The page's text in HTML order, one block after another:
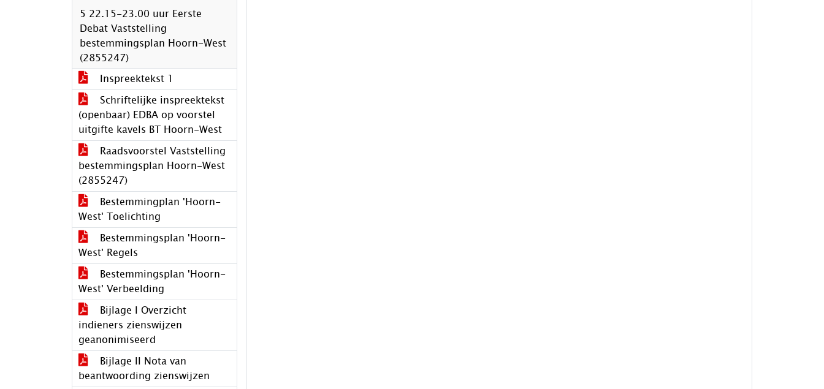
5 22.15-23.00 uur Eerste
Debat Vaststelling
bestemmingsplan Hoorn-West
(2855247)
Inspreektekst 1
Schriftelijke inspreektekst
(openbaar) EDBA op voorstel
uitgifte kavels BT Hoorn-West
Raadsvoorstel Vaststelling
bestemmingsplan Hoorn-West
(2855247)
Bestemmingplan 'Hoorn-
West' Toelichting
Bestemmingsplan 'Hoorn-
West' Regels
Bestemmingsplan 'Hoorn-
West' Verbeelding
Bijlage I Overzicht
indieners zienswijzen
geanonimiseerd
Bijlage II Nota van
beantwoording zienswijzen